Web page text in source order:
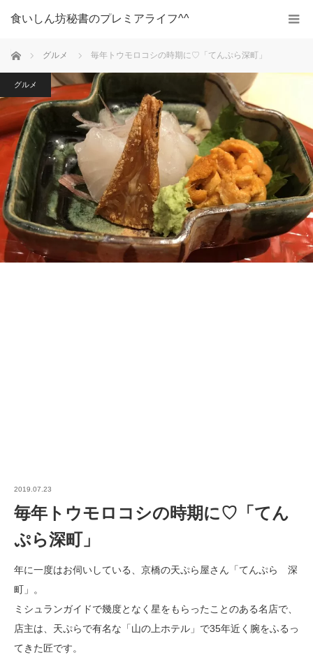
食いしん坊秘書のプレミアライフ^^
ホーム グルメ 毎年トウモロコシの時期に♡「てんぷら深町」
グルメ
2019.07.23
毎年トウモロコシの時期に♡「てん
ぷら深町」
年に一度はお伺いしている、 京橋の天ぷら屋さん「てんぷら 深
町」。
ミシュランガイドで幾度となく星をもらったことのある名店で、
店主は、天ぷらで有名な「山の上ホテル」で35年近く腕をふるっ
てきた匠です。